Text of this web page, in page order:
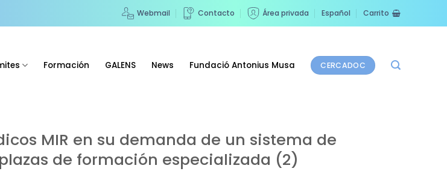
Webmail Contacto Área privada Español Carrito
Formación GALENS News Fundació Antonius Musa CERCADOC
MIR en su demanda de un sistema de
de formación especializada (2)